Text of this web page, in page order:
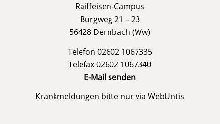
Raiffeisen-Campus
Burgweg 21 – 23
56428 Dernbach (Ww)
Telefon 02602 1067335
Telefax 02602 1067340
E-Mail senden
Krankmeldungen bitte nur viaWebUntis